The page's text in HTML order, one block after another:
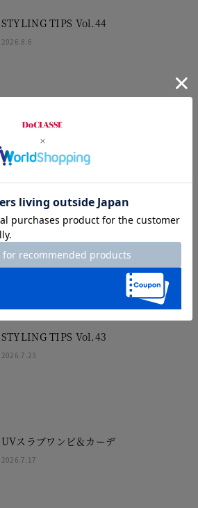
STYLING TIPS Vol.44
2026.8.6
Sarari Air 3世代のワードローブ・リレ
2026.7.30
Dramatic Summer
2026.7.24
STYLING TIPS Vol.43
2026.7.23
UVスラブワンピ＆カーデ
2026.7.17